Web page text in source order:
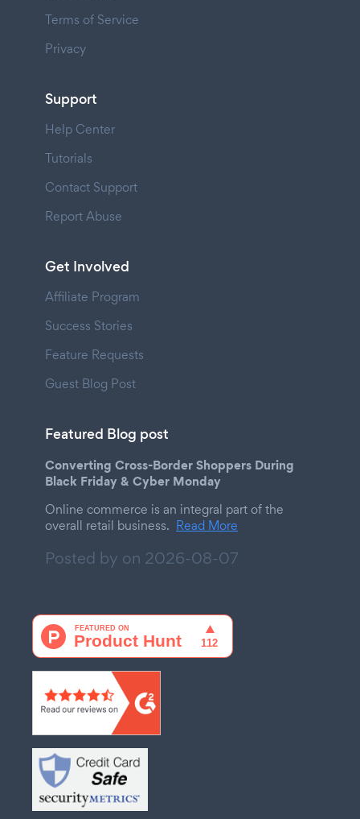
Terms of Service
Privacy
Support
Help Center
Tutorials
Contact Support
Report Abuse
Get Involved
Affiliate Program
Success Stories
Feature Requests
Guest Blog Post
Featured Blog post
Converting Cross-Border Shoppers During
Black Friday & Cyber Monday
Online commerce is an integral part of the
overall retail business. Read More
Posted by on 2026-08-07